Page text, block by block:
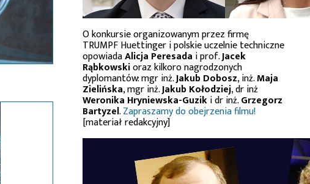
O konkursie organizowanym przez firmę
TRUMPF Huettinger i polskie uczelnie techniczne
opowiadaAlicja Peresada i prof.Jacek
Rąbkowskioraz kilkoro nagrodzonych
dyplomantów: mgr inż.Jakub Dobosz, inż.Maja
Zielińska, mgr inż.Jakub Kołodziej, dr inż
Weronika Hryniewska-Guziki dr inż.Grzegorz
Bartyzel.Zapraszamy do obejrzenia filmu!
[materiał redakcyjny]